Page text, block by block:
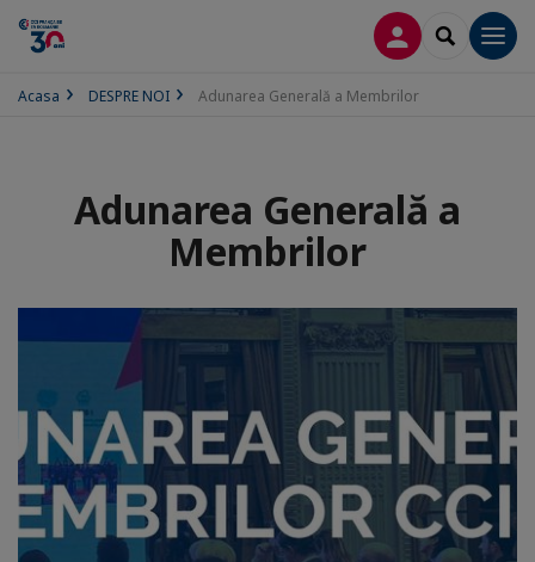
CONECTARE
SEARCH
Acasa DESPRE NOI Adunarea Generală a Membrilor
Adunarea Generală a
Membrilor